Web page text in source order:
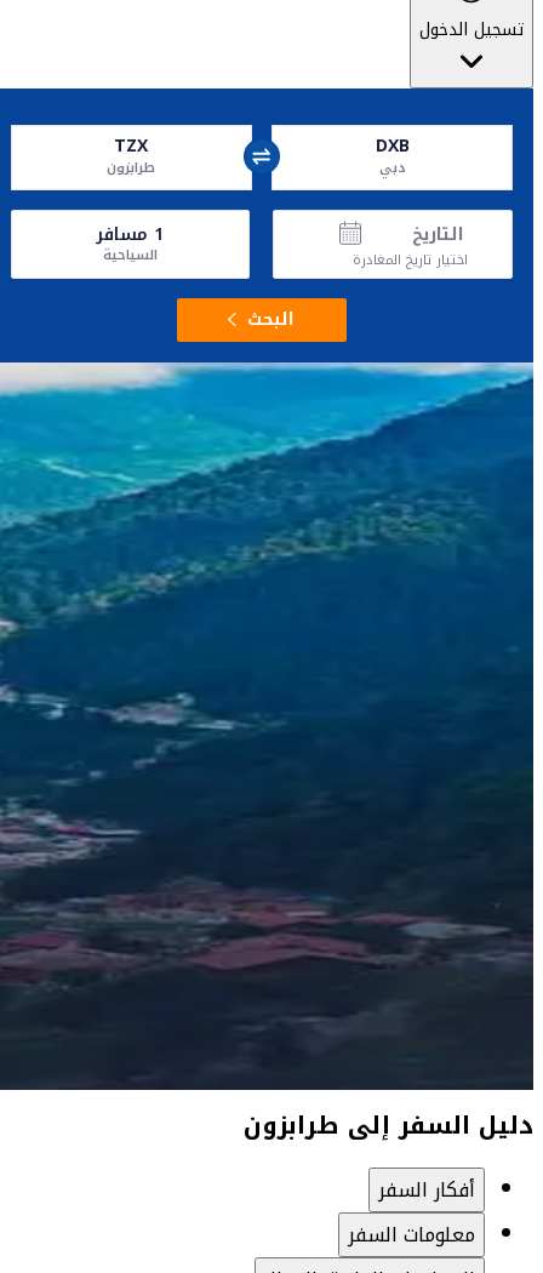
تسجيل الدخول
DXB
دبي
TZX
طرابزون
التاريخ
اختيار تاريخ المغادرة
1 مسافر
السياحية
البحث
دليل السفر إلى طرابزون
أفكار السفر
معلومات السفر